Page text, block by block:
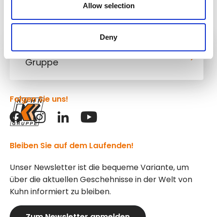
Allow selection
Deny
Kuhn
Gruppe
Bleiben Sie auf dem Laufenden!
Unser Newsletter ist die bequeme Variante, um
über die aktuellen Geschehnisse in der Welt von
Kuhn informiert zu bleiben.
Folgen Sie uns!